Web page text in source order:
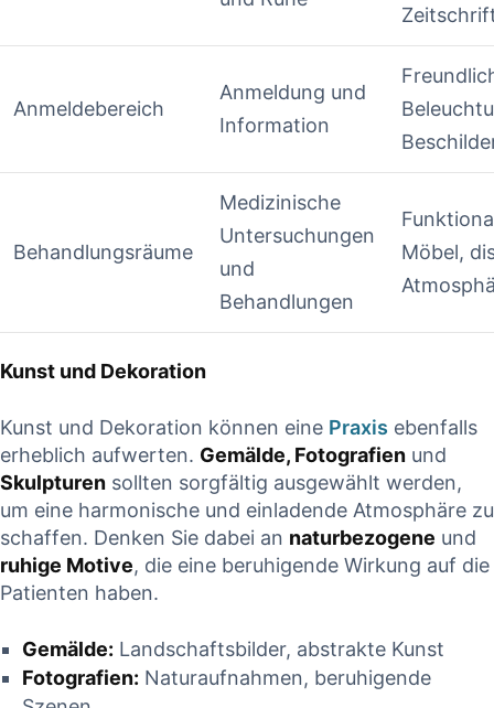
Anmeldebereich
Anmeldung und
Information
Behandlungsräume
Medizinische
Untersuchungen
und
Behandlungen
Möbel,
Kunst und Dekoration
Kunst und Dekoration können eine Praxis ebenfalls
erheblich aufwerten. Gemälde, Fotografien und
Skulpturen sollten sorgfältig ausgewählt werden,
um eine harmonische und einladende Atmosphäre zu
schaffen. Denken Sie dabei an naturbezogene und
ruhige Motive, die eine beruhigende Wirkung auf die
Patienten haben.
Gemälde: Landschaftsbilder, abstrakte Kunst
Fotografien: Naturaufnahmen, beruhigende